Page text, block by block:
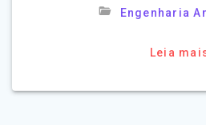
Engenharia
Leia